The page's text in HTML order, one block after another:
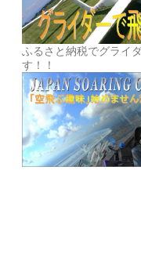
ふるさと納税でグライ
す！！